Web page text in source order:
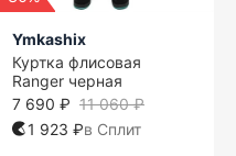
Ymkashix
Куртка флисовая
Ranger черная
11 060 ₽
7 690 ₽
1 923 ₽в Сплит